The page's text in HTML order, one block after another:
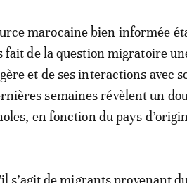
marocaine bien informée
fait de la question migratoire
et de ses interactions avec
semaines révèlent un
en fonction du pays
s’agit de migrants provenant